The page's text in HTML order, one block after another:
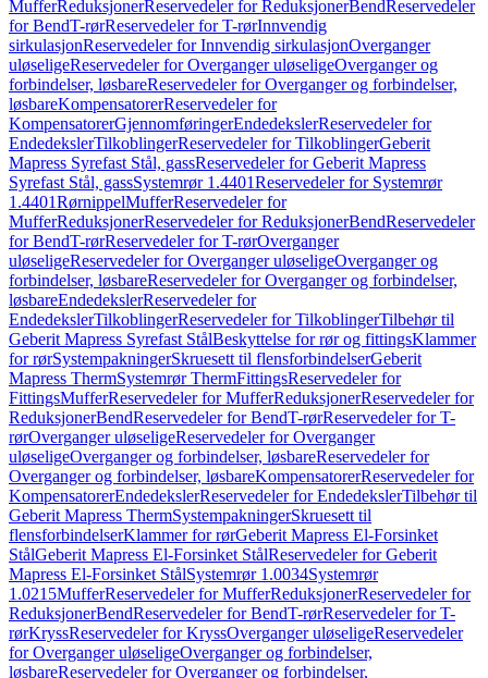
MufferReduksjonerReservedeler for ReduksjonerBendReservedeler
for BendT-rørReservedeler for T-rørInnvendig
sirkulasjonReservedeler for Innvendig sirkulasjonOverganger
uløseligeReservedeler for Overganger uløseligeOverganger og
forbindelser, løsbareReservedeler for Overganger og forbindelser,
løsbareKompensatorerReservedeler for
KompensatorerGjennomføringerEndedekslerReservedeler for
EndedekslerTilkoblingerReservedeler for TilkoblingerGeberit
Mapress Syrefast Stål, gassReservedeler for Geberit Mapress
Syrefast Stål, gassSystemrør 1.4401Reservedeler for Systemrør
1.4401RørnippelMufferReservedeler for
MufferReduksjonerReservedeler for ReduksjonerBendReservedeler
for BendT-rørReservedeler for T-rørOverganger
uløseligeReservedeler for Overganger uløseligeOverganger og
forbindelser, løsbareReservedeler for Overganger og forbindelser,
løsbareEndedekslerReservedeler for
EndedekslerTilkoblingerReservedeler for TilkoblingerTilbehør til
Geberit Mapress Syrefast StålBeskyttelse for rør og fittingsKlammer
for rørSystempakningerSkruesett til flensforbindelserGeberit
Mapress ThermSystemrør ThermFittingsReservedeler for
FittingsMufferReservedeler for MufferReduksjonerReservedeler for
ReduksjonerBendReservedeler for BendT-rørReservedeler for T-
rørOverganger uløseligeReservedeler for Overganger
uløseligeOverganger og forbindelser, løsbareReservedeler for
Overganger og forbindelser, løsbareKompensatorerReservedeler for
KompensatorerEndedekslerReservedeler for EndedekslerTilbehør til
Geberit Mapress ThermSystempakningerSkruesett til
flensforbindelserKlammer for rørGeberit Mapress El-Forsinket
StålGeberit Mapress El-Forsinket StålReservedeler for Geberit
Mapress El-Forsinket StålSystemrør 1.0034Systemrør
1.0215MufferReservedeler for MufferReduksjonerReservedeler for
ReduksjonerBendReservedeler for BendT-rørReservedeler for T-
rørKryssReservedeler for KryssOverganger uløseligeReservedeler
for Overganger uløseligeOverganger og forbindelser,
løsbareReservedeler for Overganger og forbindelser,